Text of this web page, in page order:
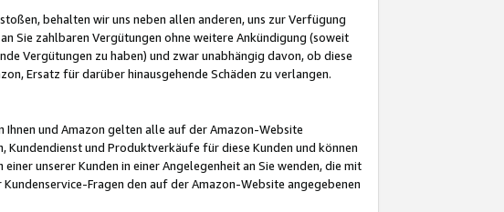
behalten wir uns neben allen anderen, uns zur Verfügung
Sie zahlbaren Vergütungen ohne weitere Ankündigung (soweit
Vergütungen zu haben) und zwar unabhängig davon, ob diese
Ersatz für darüber hinausgehende Schäden zu verlangen.
Ihnen und Amazon gelten alle auf der Amazon-Website
Kundendienst und Produktverkäufe für diese Kunden und können
unserer Kunden in einer Angelegenheit an Sie wenden, die mit
Fragen den auf der Amazon-Website angegebenen